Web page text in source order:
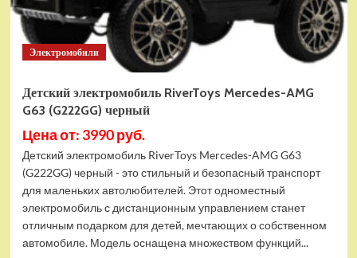
Электромобили
Детский электромобиль RiverToys Mercedes-AMG
G63 (G222GG) черный
Цена от: 3990 руб.
Детский электромобиль RiverToys Mercedes-AMG G63
(G222GG) черный - это стильный и безопасный транспорт
для маленьких автолюбителей. Этот одноместный
электромобиль с дистанционным управлением станет
отличным подарком для детей, мечтающих о собственном
автомобиле. Модель оснащена множеством функций...